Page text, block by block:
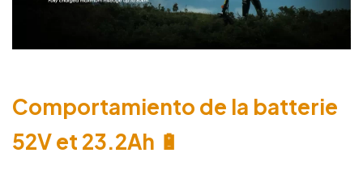
Comportamiento de la batterie
52V et 23.2Ah 🔋